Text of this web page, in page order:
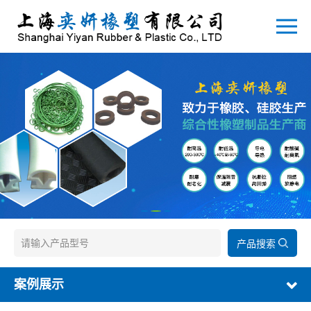
产品搜索
案例展示